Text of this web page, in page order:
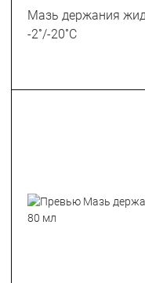
Мазь держания
-2˚/-20˚С